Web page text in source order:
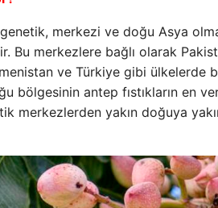
genetik, merkezi ve doğu Asya
Bu merkezlere bağlı olarak
ve Türkiye gibi ülkelerde
bölgesinin antep fıstıkların en
merkezlerden yakın doğuya